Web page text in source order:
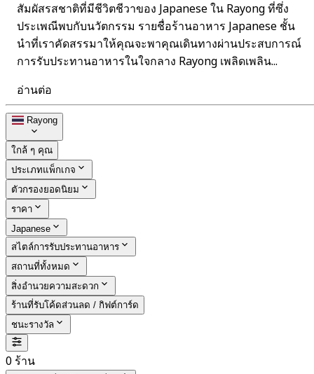
สัมผัสรสชาติที่มีชีวิตชีวาของ Japanese ใน Rayong ที่ซึ่ง
ประเพณีพบกับนวัตกรรม รายชื่อร้านอาหาร Japanese ชั้น
นำที่เราคัดสรรมาให้คุณจะพาคุณเดินทางผ่านประสบการณ์
การรับประทานอาหารในใจกลาง Rayong เพลิดเพลิน...
อ่านต่อ
Rayong
ใกล้ ๆ คุณ
ประเภทแพ็กเกจ
ตัวกรองยอดนิยม
ราคา
Japanese
สไตล์การรับประทานอาหาร
สถานที่ทั้งหมด
สิ่งอำนวยความสะดวก
ร้านที่รับโค้ดส่วนลด / กิฟต์การ์ด
ชนะรางวัล
0 ร้าน